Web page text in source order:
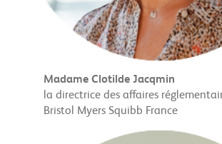
Madame Clotilde Jacqmin
la directrice des affaires
Bristol Myers Squibb France